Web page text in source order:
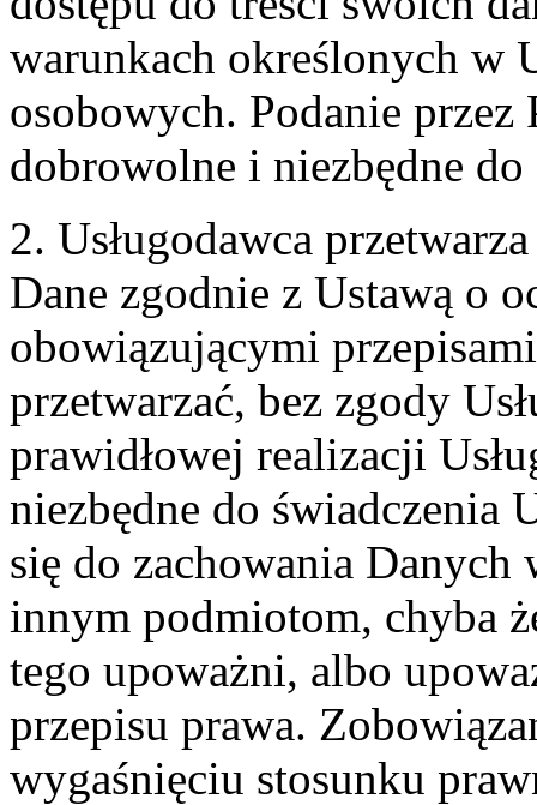
warunkach określonych w
osobowych. Podanie przez
dobrowolne i niezbędne
2. Usługodawca
Dane zgodnie z Ustawą o
obowiązującymi
przetwarzać, bez zgody
prawidłowej realizacji
niezbędne do świadczenia
się do zachowania
innym podmiotom, chyba
tego upoważni, albo
przepisu prawa.
wygaśnięciu stosunku